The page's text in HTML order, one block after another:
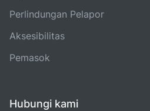
Perlindungan Pelapor
Aksesibilitas
Pemasok
Hubungi kami